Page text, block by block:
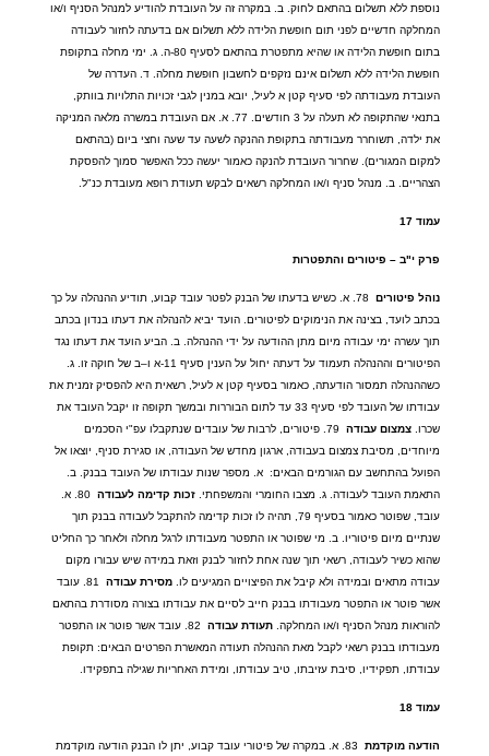
נוספת ללא תשלום בהתאם לחוק
ב במקרה זה על העובדת להודיע למנהל הסניף ו/או
המחלקה חדשיים לפני תום חופשת הלידה ללא תשלום אם בדעתה לחזור לעבודה
בתום חופשת הלידה או שהיא מתפטרת בהתאם לסעיף
ה ג
ימי מחלה בתקופת
חופשת הלידה ללא תשלום אינם נזקפים לחשבון חופשת מחלה ד העדרה של
העובדת מעבודתה לפי סעיף קטן א לעיל
יובא במנין לגבי זכויות התלויות בוותק
בתנאי שהתקופה לא תעלה על
חודשים א אם העובדת במשרה מלאה המניקה
את ילדה תשוחרר מעבודתה בתקופת ההנקה לשעה עד שעה וחצי ביום (בהתאם
למקום המגורים). שחרור העובדת להנקה כאמור יעשה ככל האפשר סמוך להפסקת
הצהריים
ב מנהל סניף ו/או המחלקה רשאים לבקש תעודת רופא מעובדת כנ"ל
עמוד
פרק י"ב – פיטורים והתפטרות
נוהל פיטורים 78. א כשיש בדעתו של הבנק לפטר עובד קבוע תודיע ההנהלה על כך
בכתב לועד
בצינה את הנימוקים לפיטורים הועד יביא להנהלה את דעתו בנדון בכתב
תוך עשרה ימי עבודה מיום מתן ההודעה על ידי ההנהלה
ב הביע הועד את דעתו נגד
הפיטורים וההנהלה תעמוד על דעתה יחול על הענין סעיף
א ו–ב של חוקה זו ג
כשההנהלה תמסור הודעתה כאמור בסעיף קטן א לעיל רשאית היא להפסיק זמנית את
עבודתו של העובד לפי סעיף
עד לתום הבוררות ובמשך תקופה זו יקבל העובד את
שכרו צמצום עבודה 79. פיטורים לרבות של עובדים שנתקבלו עפ"י הסכמים
מיוחדים
מסיבת צמצום בעבודה ארגון מחדש של העבודה או סגירת סניף
יוצאו אל
הפועל בהתחשב עם הגורמים הבאים: א מספר שנות עבודתו של העובד בבנק ב
התאמת העובד לעבודה ג מצבו החומרי והמשפחתי זכות קדימה לעבודה 80. א
עובד שפוטר כאמור בסעיף
תהיה לו זכות קדימה להתקבל לעבודה בבנק תוך
שנתיים מיום פיטוריו
ב
מי שפוטר או התפטר מעבודתו לרגל מחלה ולאחר כך החליט
שהוא כשיר לעבודה רשאי תוך שנה אחת לחזור לבנק וזאת במידה שיש עבורו מקום
עבודה מתאים ובמידה ולא קיבל את הפיצויים המגיעים לו מסירת עבודה 81. עובד
אשר פוטר או התפטר מעבודתו בבנק חייב לסיים את עבודתו בצורה מסודרת בהתאם
להוראות מנהל הסניף ו/או המחלקה תעודת עבודה 82. עובד אשר פוטר או התפטר
מעבודתו בבנק רשאי לקבל מאת ההנהלה תעודה המאשרת הפרטים הבאים: תקופת
עבודתו תפקידיו סיבת עזיבתו טיב עבודתו ומידת האחריות שגילה בתפקידו
עמוד
הודעה מוקדמת 83. א במקרה של פיטורי עובד קבוע
יתן לו הבנק הודעה מוקדמת